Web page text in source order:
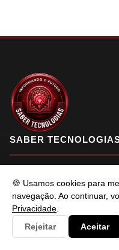
🍪 Usamos cookies para
navegação. Ao continuar,
Privacidade
Rejeitar
Aceitar
SABER
Saber Tecnologias é um
em informar e resolver os
eficaz. Fique à vontade